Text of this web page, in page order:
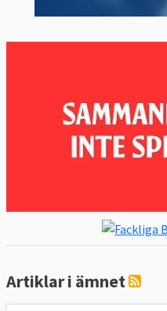
att lösa
handel mellan
De stödjer frihandel
Artiklar i ämnet